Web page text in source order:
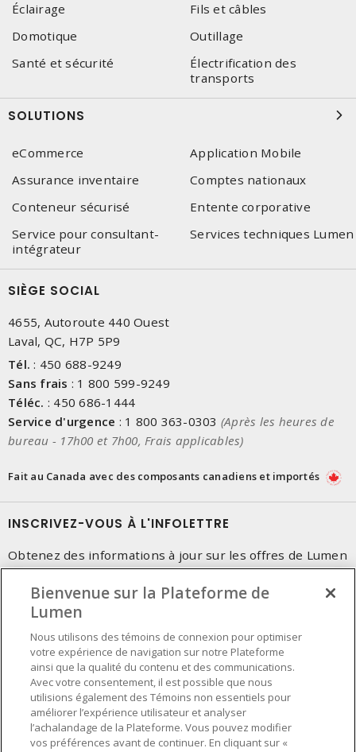
Éclairage
Fils et câbles
Domotique
Outillage
Santé et sécurité
Électrification des
transports
SOLUTIONS
eCommerce
Application Mobile
Assurance inventaire
Comptes nationaux
Conteneur sécurisé
Entente corporative
Service pour consultant-
intégrateur
Services techniques Lumen
SIÈGE SOCIAL
4655, Autoroute 440 Ouest
Laval, QC, H7P 5P9
Tél. : 450 688-9249
Sans frais : 1 800 599-9249
Téléc. : 450 686-1444
Service d'urgence : 1 800 363-0303 (Après les heures de
bureau - 17h00 et 7h00, Frais applicables)
Fait au Canada avec des composants canadiens et importés
INSCRIVEZ-VOUS À L'INFOLETTRE
Obtenez des informations à jour sur les offres de Lumen
Bienvenue sur la Plateforme de
Lumen
Nous utilisons des témoins de connexion pour optimiser
votre expérience de navigation sur notre Plateforme
ainsi que la qualité du contenu et des communications.
Avec votre consentement, il est possible que nous
utilisions également des Témoins non essentiels pour
améliorer l’expérience utilisateur et analyser
l’achalandage de la Plateforme. Vous pouvez modifier
vos préférences avant de continuer. En cliquant sur «